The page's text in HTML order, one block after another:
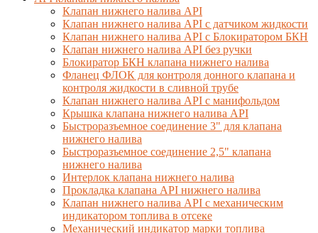
Клапан нижнего налива API
Клапан нижнего налива API с датчиком жидкости
Клапан нижнего налива API с Блокиратором БКН
Клапан нижнего налива API без ручки
Блокиратор БКН клапана нижнего налива
Фланец ФЛОК для контроля донного клапана и
контроля жидкости в сливной трубе
Клапан нижнего налива API с манифольдом
Крышка клапана нижнего налива API
Быстроразъемное соединение 3" для клапана
нижнего налива
Быстроразъемное соединение 2,5" клапана
нижнего налива
Интерлок клапана нижнего налива
Прокладка клапана API нижнего налива
Клапан нижнего налива API с механическим
индикатором топлива в отсеке
Механический индикатор марки топлива